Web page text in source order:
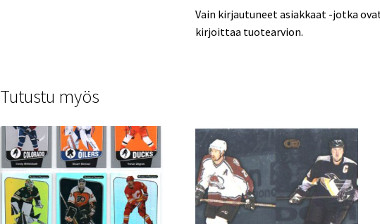
Vain kirjautuneet asiakkaat -jotka
kirjoittaa tuotearvion.
Tutustu myös